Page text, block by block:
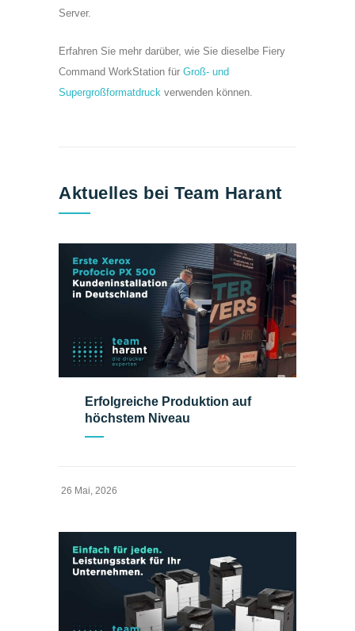
Server.
Erfahren Sie mehr darüber, wie Sie dieselbe Fiery
Command WorkStation für Groß- und
Supergroßformatdruck verwenden können.
Aktuelles bei Team Harant
Erfolgreiche Produktion auf
höchstem Niveau
26 Mai, 2026